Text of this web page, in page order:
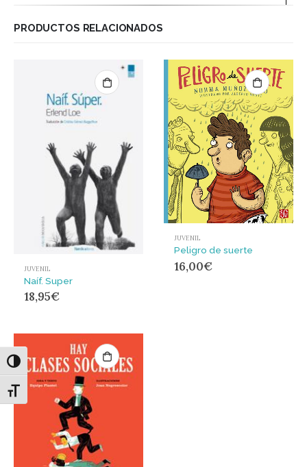
Alternar alto contraste
Alternar tamaño de letra
PRODUCTOS RELACIONADOS
JUVENIL
Naíf. Super
18,95€
JUVENIL
Peligro de suerte
16,00€